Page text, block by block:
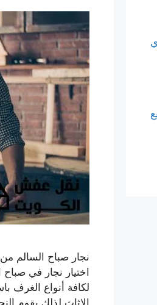
نجار صباح السالم
اختيار نجار في
لكافة أنواع الغرف